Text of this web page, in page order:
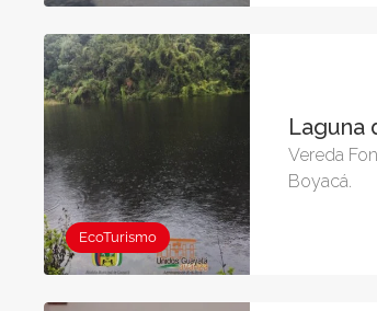
EcoTurismo
Laguna
Vereda
Boyacá.